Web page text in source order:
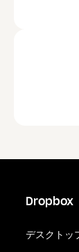
Dropbox
デスクトッ